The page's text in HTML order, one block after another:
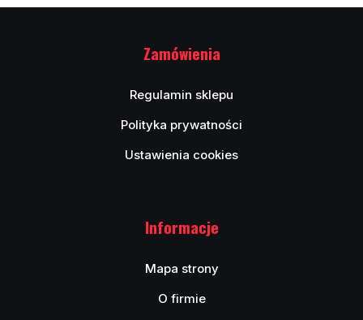
Zamówienia
Regulamin sklepu
Polityka prywatności
Ustawienia cookies
Informacje
Mapa strony
O firmie